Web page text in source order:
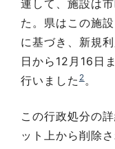
連して、施設は
た。県はこの施
に基づき、新規
日から12月16日
行いました2。
この行政処分の
ット上から削除